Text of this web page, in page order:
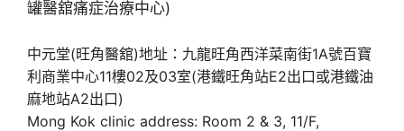
中元堂(旺角醫舘)地址：九龍旺角西洋菜南街1A號百寶
利商業中心11樓02及03室(港鐵旺角站E2出口或港鐵油
麻地站A2出口)
Mong Kok clinic address: Room 2 & 3, 11/F,